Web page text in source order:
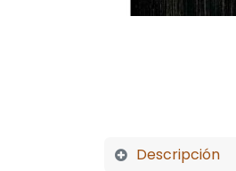
Descripción